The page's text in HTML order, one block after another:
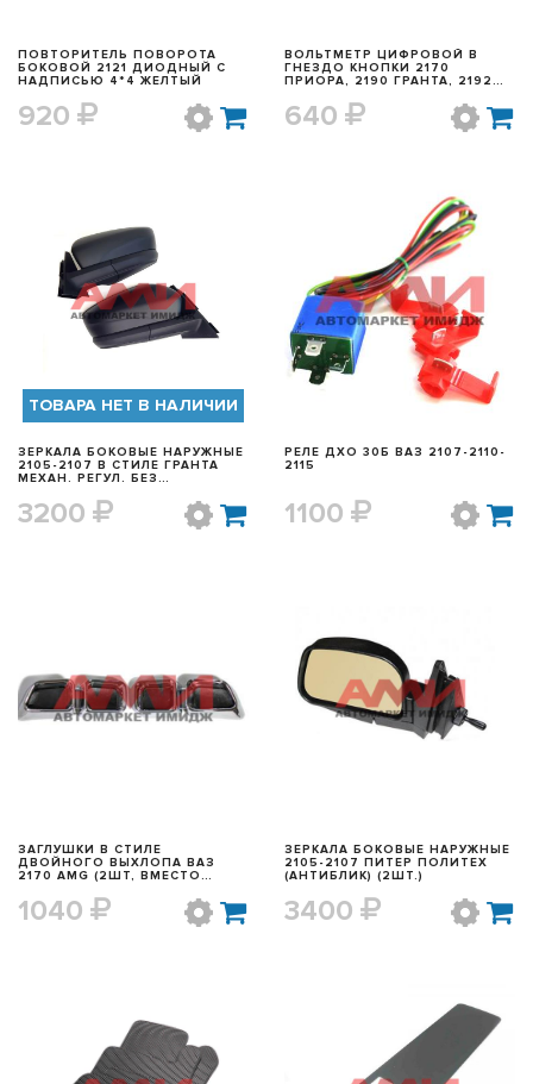
ПОВТОРИТЕЛЬ ПОВОРОТА
БОКОВОЙ 2121 ДИОДНЫЙ С
НАДПИСЬЮ 4*4 ЖЕЛТЫЙ
920
ВОЛЬТМЕТР ЦИФРОВОЙ В
ГНЕЗДО КНОПКИ 2170
ПРИОРА, 2190 ГРАНТА, 2192
640
БЫСТРЫЙ ПРОСМОТР
ТОВАРА НЕТ В НАЛИЧИИ
ЗЕРКАЛА БОКОВЫЕ НАРУЖНЫЕ
2105-2107 В СТИЛЕ ГРАНТА
МЕХАН. РЕГУЛ. БЕЗ
3200
БЫСТРЫЙ ПРОСМОТР
РЕЛЕ ДХО 30Б ВАЗ 2107-2110-
2115
1100
БЫСТРЫЙ ПРОСМОТР
ЗАГЛУШКИ В СТИЛЕ
ДВОЙНОГО ВЫХЛОПА ВАЗ
2170 AMG (2ШТ, ВМЕСТО
1040
БЫСТРЫЙ ПРОСМОТР
ЗЕРКАЛА БОКОВЫЕ НАРУЖНЫЕ
2105-2107 ПИТЕР ПОЛИТЕХ
(АНТИБЛИК) (2ШТ.)
3400